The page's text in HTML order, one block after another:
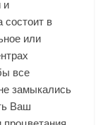
и
состоит в
или
все
замыкались
Ваш